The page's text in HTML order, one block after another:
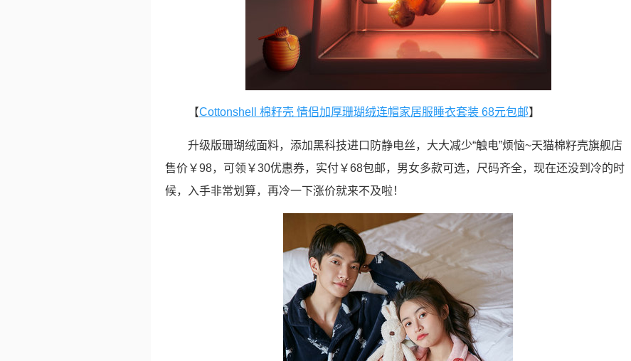
【Cottonshell 棉籽壳 情侣加厚珊瑚绒连帽家居服睡衣套装 68元包邮】
升级版珊瑚绒面料，添加黑科技进口防静电丝，大大减少“触电”烦恼~天猫棉籽壳旗舰店
售价￥98，可领￥30优惠券，实付￥68包邮，男女多款可选，尺码齐全，现在还没到冷的时
候，入手非常划算，再冷一下涨价就来不及啦！